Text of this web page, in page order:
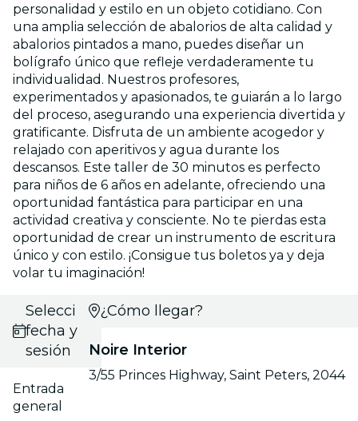
personalidad y estilo en un objeto cotidiano. Con
una amplia selección de abalorios de alta calidad y
abalorios pintados a mano, puedes diseñar un
bolígrafo único que refleje verdaderamente tu
individualidad. Nuestros profesores,
experimentados y apasionados, te guiarán a lo largo
del proceso, asegurando una experiencia divertida y
gratificante. Disfruta de un ambiente acogedor y
relajado con aperitivos y agua durante los
descansos. Este taller de 30 minutos es perfecto
para niños de 6 años en adelante, ofreciendo una
oportunidad fantástica para participar en una
actividad creativa y consciente. No te pierdas esta
oportunidad de crear un instrumento de escritura
único y con estilo. ¡Consigue tus boletos ya y deja
volar tu imaginación!
Selecciona
fecha y
sesión
Entrada
general
¿Cómo llegar?
Noire Interior
3/55 Princes Highway, Saint Peters, 2044